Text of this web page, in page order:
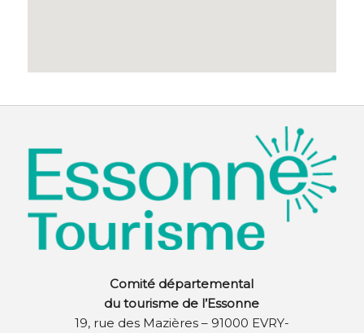
Comité départemental
du tourisme de l’Essonne
19, rue des Mazières – 91000 EVRY-